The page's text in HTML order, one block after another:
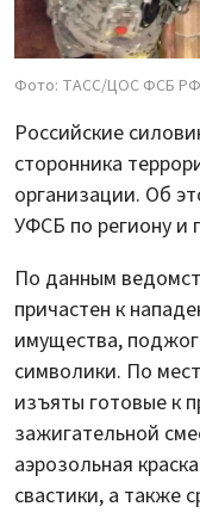
Фото: ТАСС/ЦОС ФСБ РФ
Российские
сторонника
организации. Об
УФСБ по региону и
По данным
причастен к
имущества,
символики. По
изъяты готовые к
зажигательной
аэрозольная
свастики, а также